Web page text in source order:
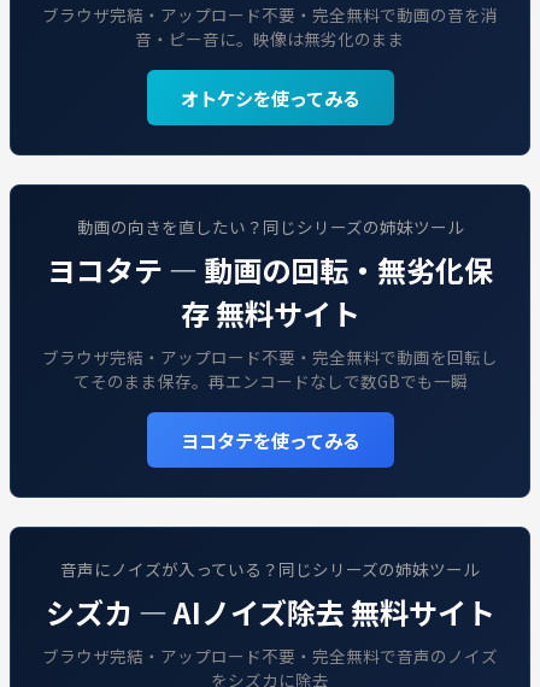
ブラウザ完結・アップロード不要・完全無料で動画の音を消
音・ピー音に。映像は無劣化のまま
オトケシを使ってみる
動画の向きを直したい？同じシリーズの姉妹ツール
ヨコタテ — 動画の回転・無劣化保
存 無料サイト
ブラウザ完結・アップロード不要・完全無料で動画を回転し
てそのまま保存。再エンコードなしで数GBでも一瞬
ヨコタテを使ってみる
音声にノイズが入っている？同じシリーズの姉妹ツール
シズカ — AIノイズ除去 無料サイト
ブラウザ完結・アップロード不要・完全無料で音声のノイズ
をシズカに除去